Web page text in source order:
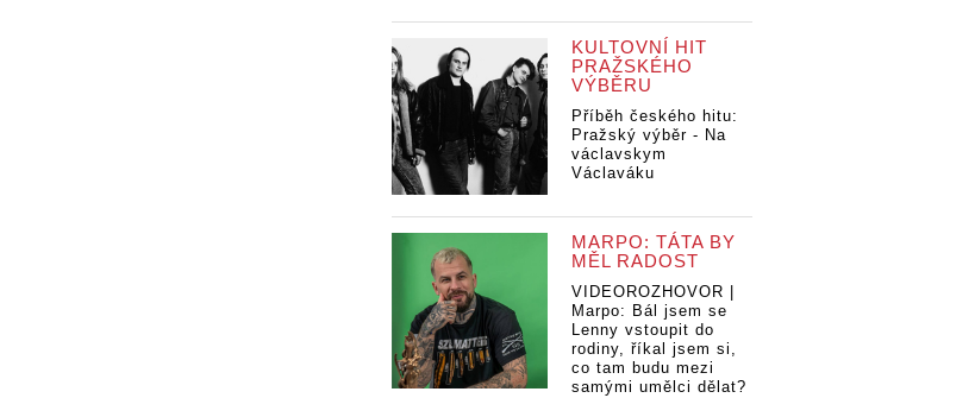
KULTOVNÍ HIT
PRAŽSKÉHO
VÝBĚRU
Příběh českého hitu:
Pražský výběr - Na
václavskym
Václaváku
MARPO: TÁTA BY
MĚL RADOST
VIDEOROZHOVOR |
Marpo: Bál jsem se
Lenny vstoupit do
rodiny, říkal jsem si,
co tam budu mezi
samými umělci dělat?